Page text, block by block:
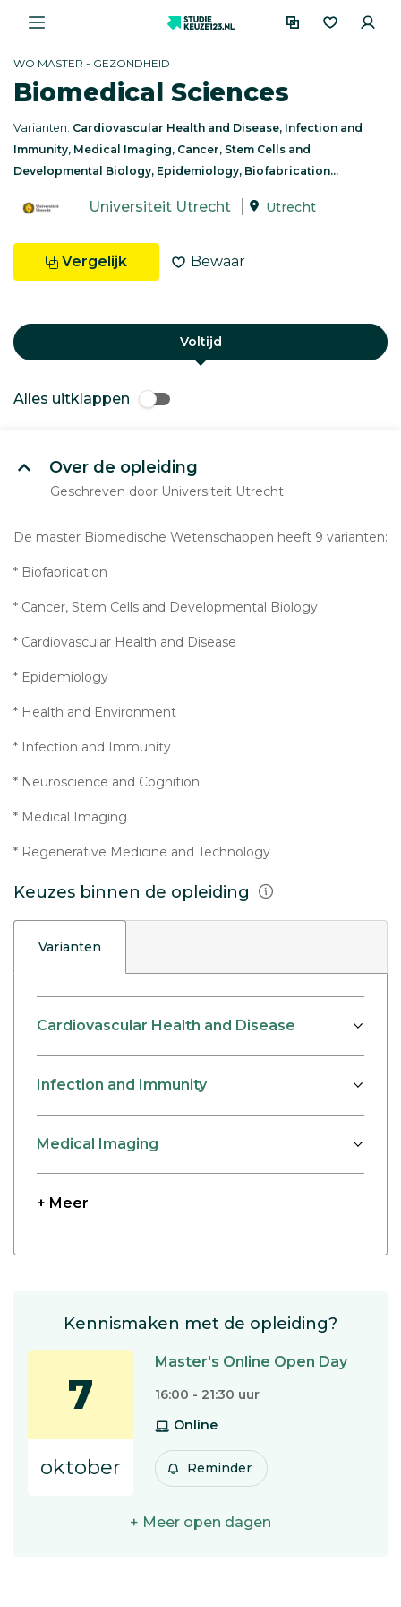
WO MASTER - GEZONDHEID
Biomedical Sciences
Varianten: Cardiovascular Health and Disease, Infection and
Immunity, Medical Imaging, Cancer, Stem Cells and
Developmental Biology, Epidemiology, Biofabrication...
Universiteit Utrecht Utrecht
Vergelijk Bewaar
Voltijd
Alles uitklappen
Over de opleiding
Geschreven door Universiteit Utrecht
De master Biomedische Wetenschappen heeft 9 varianten:
* Biofabrication
* Cancer, Stem Cells and Developmental Biology
* Cardiovascular Health and Disease
* Epidemiology
* Health and Environment
* Infection and Immunity
* Neuroscience and Cognition
* Medical Imaging
* Regenerative Medicine and Technology
Keuzes binnen de opleiding
Varianten
Cardiovascular Health and Disease
Infection and Immunity
Medical Imaging
+ Meer
Kennismaken met de opleiding?
7
oktober
Master's Online Open Day
16:00 - 21:30 uur
Online
Reminder
+ Meer open dagen